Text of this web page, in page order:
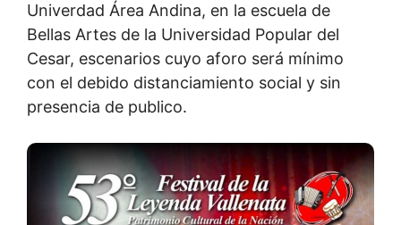
Univerdad Área Andina, en la escuela de
Bellas Artes de la Universidad Popular del
Cesar, escenarios cuyo aforo será mínimo
con el debido distanciamiento social y sin
presencia de publico.